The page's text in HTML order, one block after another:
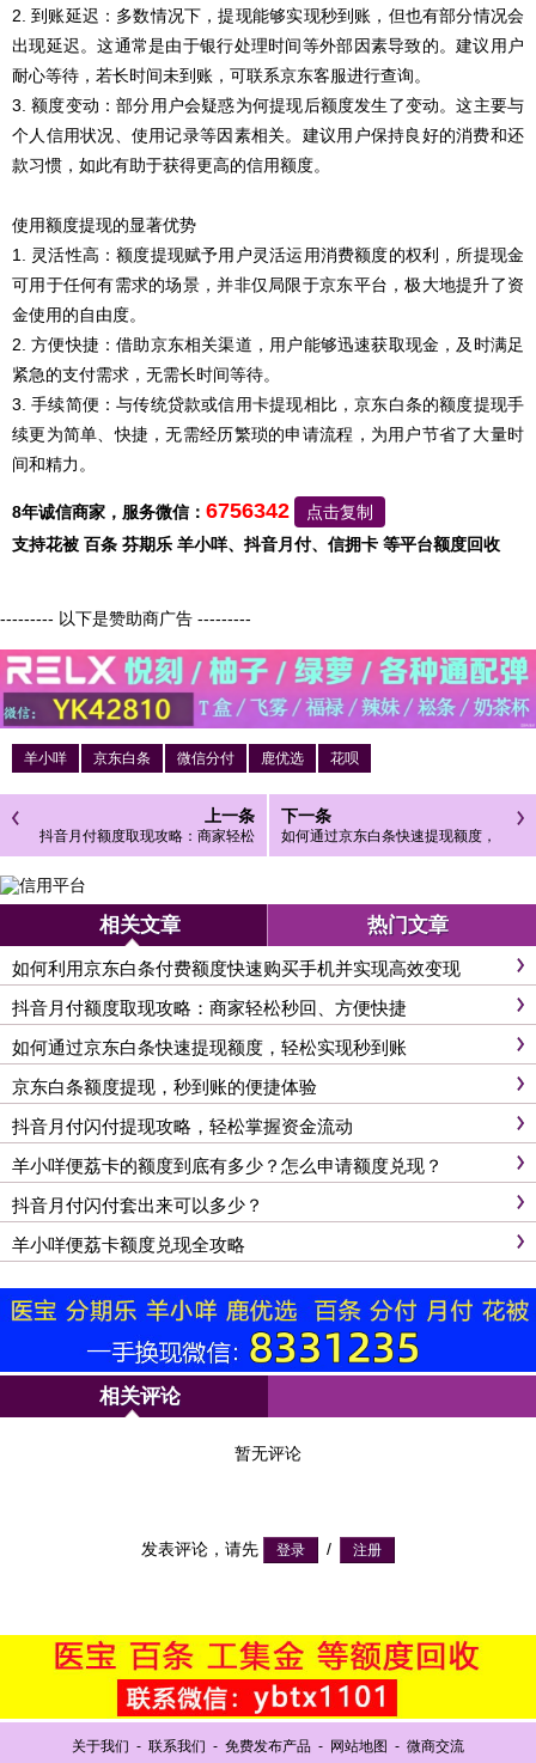
2. 到账延迟：多数情况下，提现能够实现秒到账，但也有部分情况会
出现延迟。这通常是由于银行处理时间等外部因素导致的。建议用户
耐心等待，若长时间未到账，可联系京东客服进行查询。
3. 额度变动：部分用户会疑惑为何提现后额度发生了变动。这主要与
个人信用状况、使用记录等因素相关。建议用户保持良好的消费和还
款习惯，如此有助于获得更高的信用额度。
使用额度提现的显著优势
1. 灵活性高：额度提现赋予用户灵活运用消费额度的权利，所提现金
可用于任何有需求的场景，并非仅局限于京东平台，极大地提升了资
金使用的自由度。
2. 方便快捷：借助京东相关渠道，用户能够迅速获取现金，及时满足
紧急的支付需求，无需长时间等待。
3. 手续简便：与传统贷款或信用卡提现相比，京东白条的额度提现手
续更为简单、快捷，无需经历繁琐的申请流程，为用户节省了大量时
间和精力。
8年诚信商家，服务微信： 6756342
点击复制
支持花被 百条 芬期乐 羊小咩、抖音月付、信拥卡 等平台额度回收
--------- 以下是赞助商广告 ---------
羊小咩 京东白条 微信分付 鹿优选 花呗
上一条
抖音月付额度取现攻略：商家轻松
下一条
如何通过京东白条快速提现额度，
相关文章 热门文章
如何利用京东白条付费额度快速购买手机并实现高效变现
抖音月付额度取现攻略：商家轻松秒回、方便快捷
如何通过京东白条快速提现额度，轻松实现秒到账
京东白条额度提现，秒到账的便捷体验
抖音月付闪付提现攻略，轻松掌握资金流动
羊小咩便荔卡的额度到底有多少？怎么申请额度兑现？
抖音月付闪付套出来可以多少？
羊小咩便荔卡额度兑现全攻略
相关评论
暂无评论
发表评论，请先 /
关于我们 - 联系我们 - 免费发布产品 - 网站地图 - 微商交流